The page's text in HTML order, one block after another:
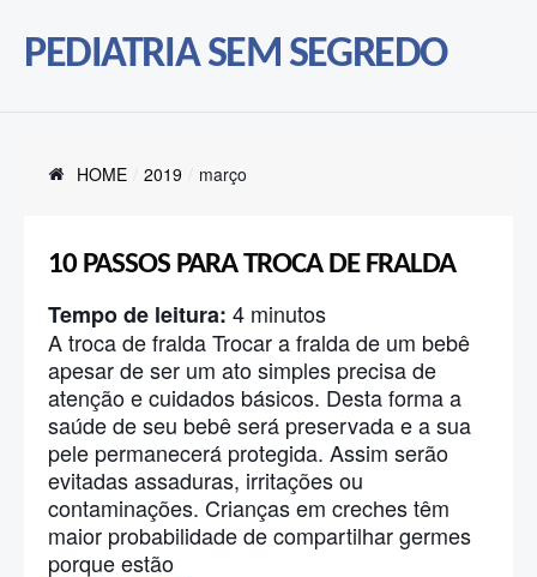
PEDIATRIA SEM SEGREDO
HOME 2019 março
10 PASSOS PARA TROCA DE FRALDA
Tempo de leitura: 4 minutos
A troca de fralda Trocar a fralda de um bebê
apesar de ser um ato simples precisa de
atenção e cuidados básicos. Desta forma a
saúde de seu bebê será preservada e a sua
pele permanecerá protegida. Assim serão
evitadas assaduras, irritações ou
contaminações. Crianças em creches têm
maior probabilidade de compartilhar germes
porque estão